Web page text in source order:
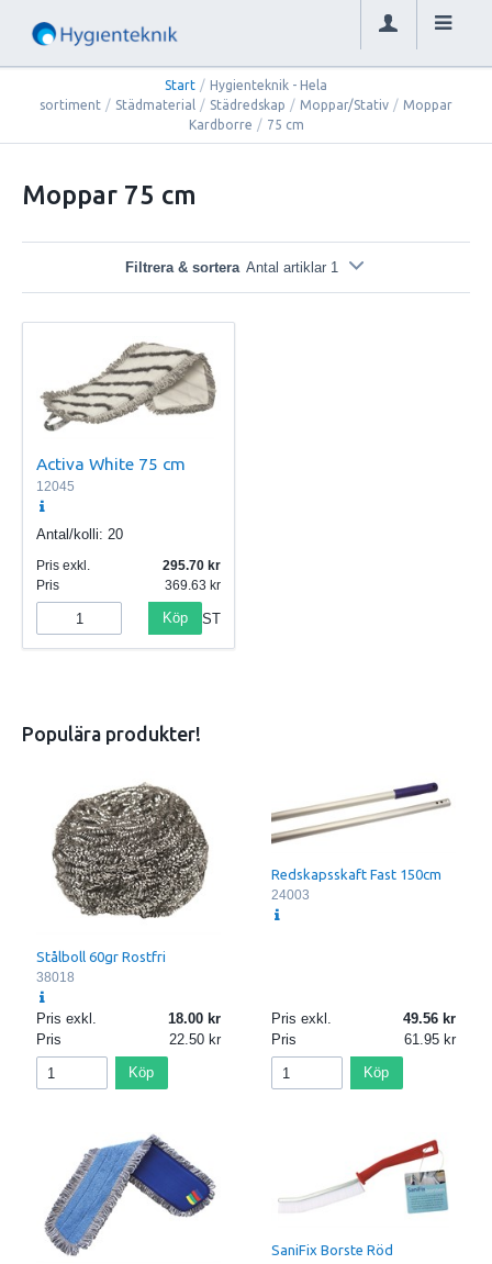
Start / Hygienteknik - Hela
sortiment / Städmaterial / Städredskap / Moppar/Stativ / Moppar
Kardborre / 75 cm
Moppar 75 cm
Filtrera & sortera Antal artiklar 1
Activa White 75 cm
12045
Antal/kolli: 20
Pris exkl.
295.70
Pris
369.63
Köp ST
Populära produkter!
Stålboll 60gr Rostfri
38018
Pris exkl.
18.00
Pris
22.50
Köp
Redskapsskaft Fast 150cm
24003
Pris exkl.
49.56
Pris
61.95
Köp
SaniFix Borste Röd